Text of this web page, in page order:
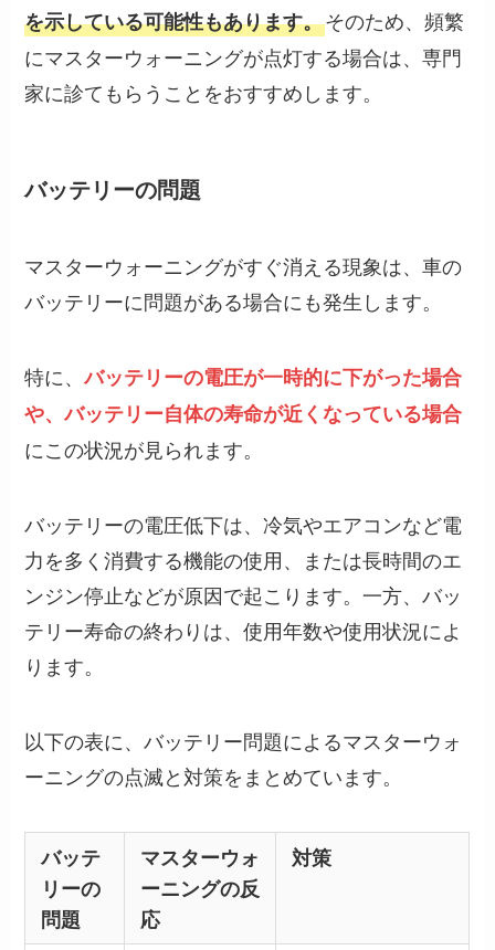
を示している可能性もあります。そのため、頻繁
にマスターウォーニングが点灯する場合は、専門
家に診てもらうことをおすすめします。
バッテリーの問題
マスターウォーニングがすぐ消える現象は、車の
バッテリーに問題がある場合にも発生します。
特に、バッテリーの電圧が一時的に下がった場合
や、バッテリー自体の寿命が近くなっている場合
にこの状況が見られます。
バッテリーの電圧低下は、冷気やエアコンなど電
力を多く消費する機能の使用、または長時間のエ
ンジン停止などが原因で起こります。一方、バッ
テリー寿命の終わりは、使用年数や使用状況によ
ります。
以下の表に、バッテリー問題によるマスターウォ
ーニングの点滅と対策をまとめています。
バッテ
リーの
問題
マスターウォ
ーニングの反
応
対策